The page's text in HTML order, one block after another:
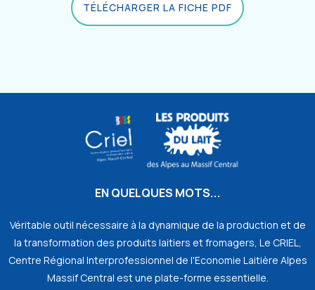
TÉLÉCHARGER LA FICHE PDF
EN QUELQUES MOTS...
Véritable outil nécessaire à la dynamique de la production et de
la transformation des produits laitiers et fromagers, Le CRIEL,
Centre Régional Interprofessionnel de l'Economie Laitière Alpes
Massif Central est une plate-forme essentielle.